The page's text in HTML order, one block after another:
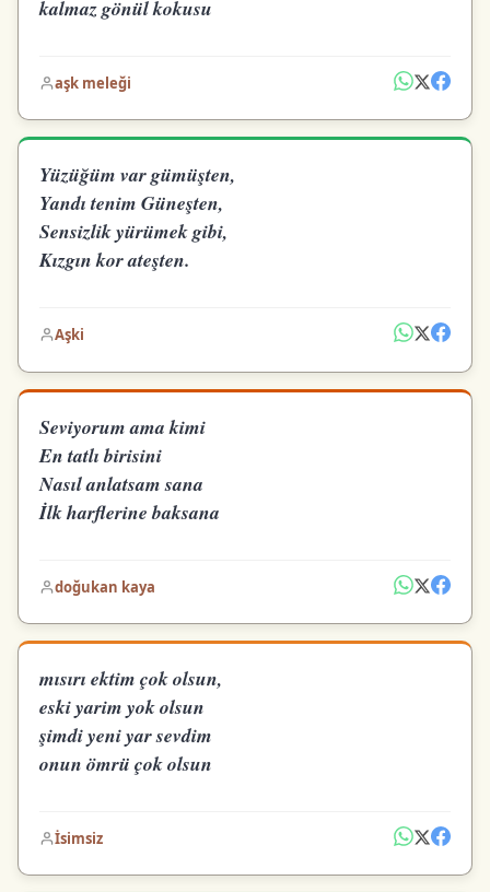
kalmaz gönül kokusu
aşk meleği
Yüzüğüm var gümüşten,
Yandı tenim Güneşten,
Sensizlik yürümek gibi,
Kızgın kor ateşten.
Aşki
Seviyorum ama kimi
En tatlı birisini
Nasıl anlatsam sana
İlk harflerine baksana
doğukan kaya
mısırı ektim çok olsun,
eski yarim yok olsun
şimdi yeni yar sevdim
onun ömrü çok olsun
İsimsiz